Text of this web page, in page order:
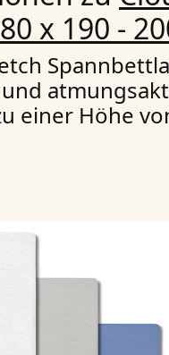
x 190 -
einer Höhe